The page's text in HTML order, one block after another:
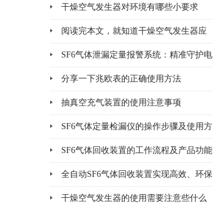
的优缺点
干燥空气发生器对环境有哪些小要求
阅读完本文，就知道干燥空气发生器应
该注意哪几点小问题
SF6气体泄漏定量报警系统：精准守护电
气安全
分享一下兆欧表的正确使用方法
抽真空充气装置的使用注意事项
SF6气体定量检漏仪的操作步骤及使用方
法说明
SF6气体回收装置的工作流程及产品功能
说明
全自动SF6气体回收装置实现高效、环保
的SF6气体回收
干燥空气发生器的使用需要注意些什么